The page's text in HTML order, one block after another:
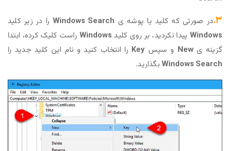
که کلید یا پوشه یWindows Searchرا در زیر کلید
نکردید، بر روی کلیدWindows راست کلیک کرده، ابتدا
و سپسKeyرا انتخاب کنید و نام این کلید جدید را
بگذارید.